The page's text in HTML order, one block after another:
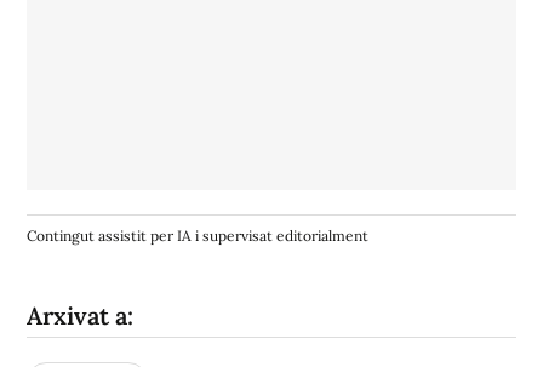
Contingut assistit per IA i supervisat editorialment
Arxivat a: